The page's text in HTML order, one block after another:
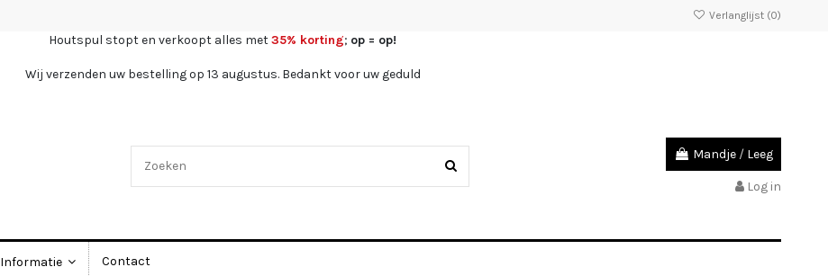
Verlanglijst (0)
Houtspul stopt en verkoopt alles met35% korting; op = op!
Wij verzenden uw bestelling op 13 augustus. Bedankt voor uw geduld
Mandje / Leeg
Log in
Informatie Contact